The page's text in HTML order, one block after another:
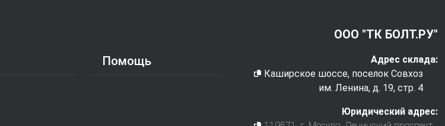
Помощь
ООО "ТК БОЛТ.РУ"
Адрес склада:
Каширское шоссе, поселок Совхоз
им. Ленина, д. 19, стр. 4
Юридический адрес: